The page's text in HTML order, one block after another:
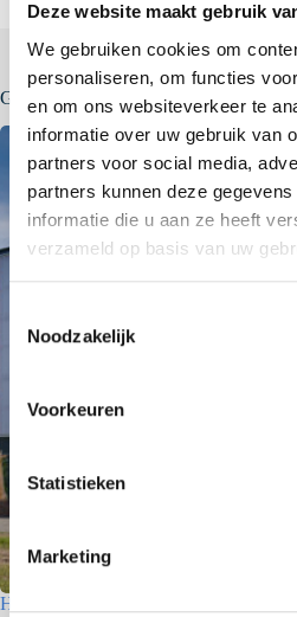
Deze website maakt gebruik
We gebruiken cookies om
personaliseren, om functies
en om ons websiteverkeer te
informatie over uw gebruik van
partners voor social media,
partners kunnen deze
informatie die u aan ze heeft
verzameld op basis van uw
i
n
g
Noodzakelijk
Voorkeuren
Statistieken
Marketing
Gerelateerde berichten
Houtfabriek – Utrecht